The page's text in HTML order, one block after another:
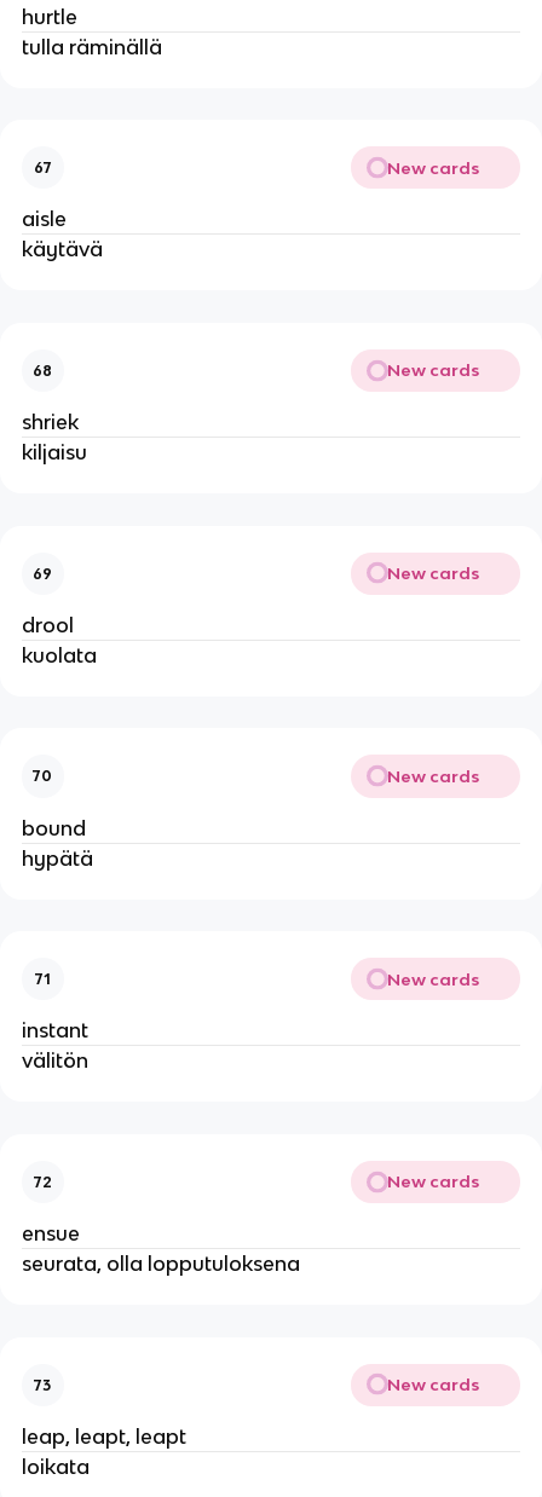
hurtle
tulla räminällä
67 New cards
aisle
käytävä
68 New cards
shriek
kiljaisu
69 New cards
drool
kuolata
70 New cards
bound
hypätä
71 New cards
instant
välitön
72 New cards
ensue
seurata, olla lopputuloksena
73 New cards
leap, leapt, leapt
loikata